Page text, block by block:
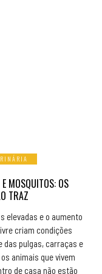
MOSQUITOS: OS
TRAZ
elevadas e o aumento
criam condições
das pulgas, carraças e
animais que vivem
de casa não estão